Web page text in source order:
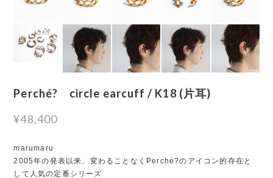
Perché? circle earcuff / K18 (片耳)
¥48,400
marumaru
2005年の発表以来、変わることなくPerché?のアイコン的存在と
して人気の定番シリーズ